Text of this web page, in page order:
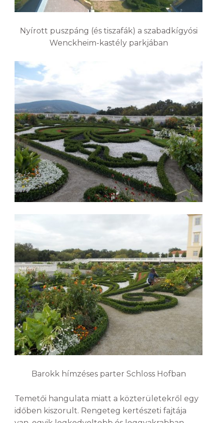
Nyírott puszpáng (és tiszafák) a szabadkígyósi
Wenckheim-kastély parkjában
Barokk hímzéses parter Schloss Hofban
Temetői hangulata miatt a közterületekről egy
időben kiszorult. Rengeteg kertészeti fajtája